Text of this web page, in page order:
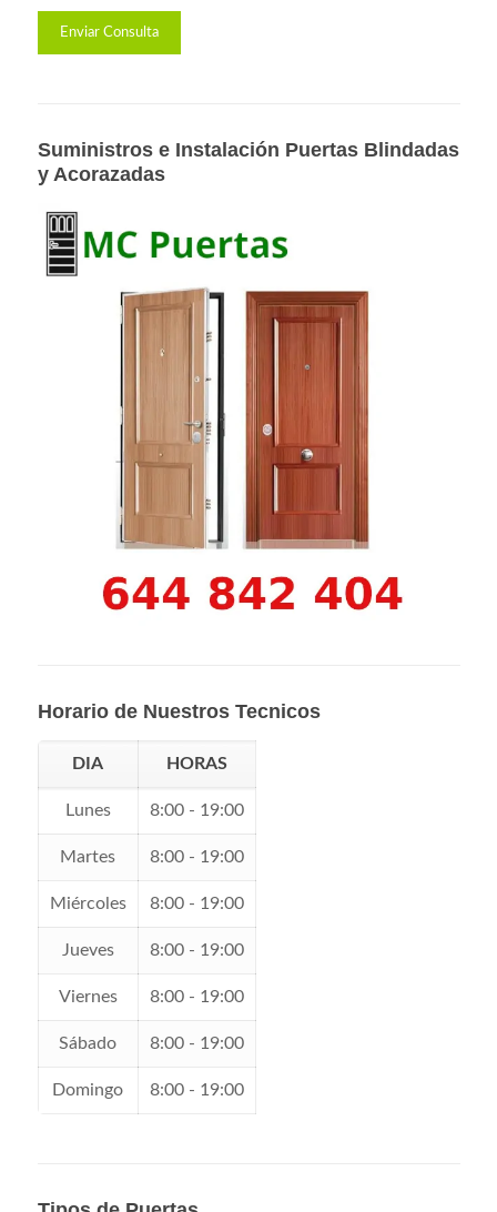
Suministros e Instalación Puertas Blindadas
y Acorazadas
Horario de Nuestros Tecnicos
DIA HORAS
Lunes 8:00 - 19:00
Martes 8:00 - 19:00
Miércoles 8:00 - 19:00
Jueves 8:00 - 19:00
Viernes 8:00 - 19:00
Sábado 8:00 - 19:00
Domingo 8:00 - 19:00